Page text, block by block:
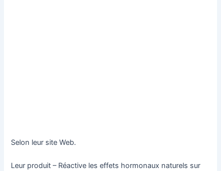
Selon leur site Web.
Leur produit – Réactive les effets hormonaux naturels sur